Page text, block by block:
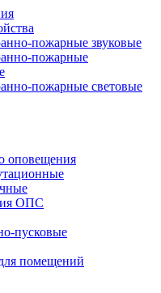
пожарные звуковые
пожарные
пожарные световые
оповещения
ОПС
пусковые
помещений